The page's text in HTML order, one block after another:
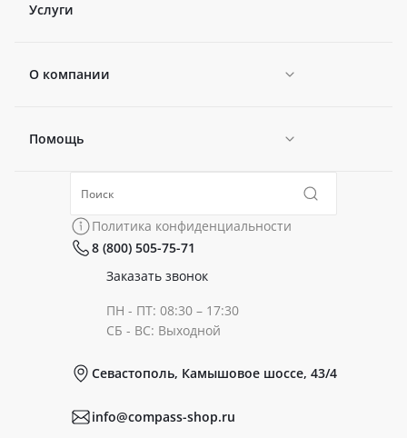
Услуги
О компании
Новости
Политика конфиденциальности
Помощь
Коллекции
Политика конфиденциальности
8 (800) 505-75-71
Заказать звонок
ПН - ПТ: 08:30 – 17:30
СБ - ВС: Выходной
Севастополь, Камышовое шоссе, 43/4
info@compass-shop.ru